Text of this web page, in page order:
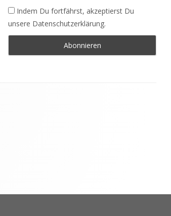
Indem Du fortfährst, akzeptierst Du
unsere Datenschutzerklärung.